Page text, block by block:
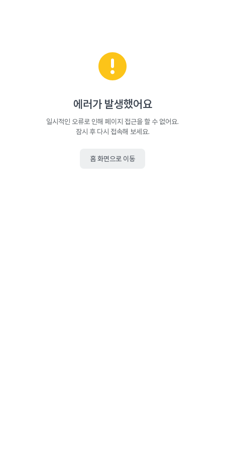
에러가 발생했어요
일시적인 오류로 인해 페이지 접근을 할 수 없어요.
잠시 후 다시 접속해 보세요.
홈 화면으로 이동